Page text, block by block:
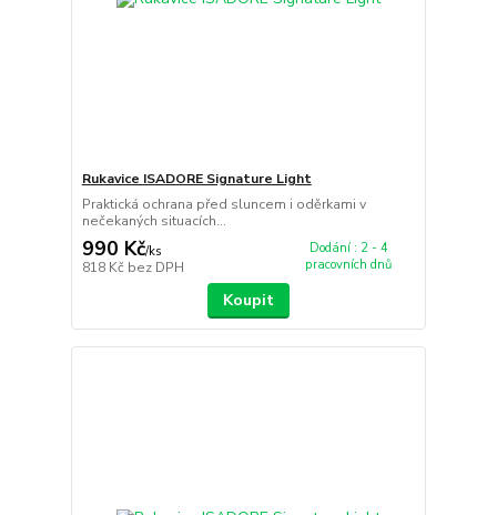
Rukavice ISADORE Signature Light
Praktická ochrana před sluncem i oděrkami v
nečekaných situacích...
990 Kč/ks
818 Kč bez DPH
Dodání : 2 - 4
pracovních dnů
Koupit